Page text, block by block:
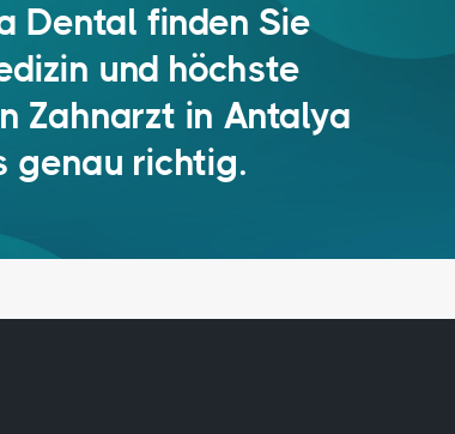
Dental finden Sie
und höchste
Zahnarzt in Antalya
genau richtig.